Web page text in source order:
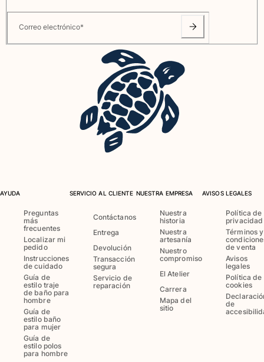
Clásico stretch
Clásico ultra ligero
Trajes de baño Bordados
Camiseta de baño
Pret-a-porter
Polos
Camisetas
Camisas
Shorts
Sudaderas
Ver todo Pret-a-porter
Niña
Ver todo Niña
Correo electrónico*
AYUDA
Preguntas
más
frecuentes
Localizar mi
pedido
Instrucciones
de cuidado
Guía de
estilo traje
de baño para
hombre
Guía de
estilo baño
para mujer
Guía de
estilo polos
para hombre
SERVICIO AL CLIENTE
Contáctanos
Entrega
Devolución
Transacción
segura
Servicio de
reparación
NUESTRA EMPRESA
Nuestra
historia
Nuestra
artesanía
Nuestro
compromiso
El Atelier
Carrera
Mapa del
sitio
AVISOS LEGALES
Política de
privacidad
Términos y
de venta
Avisos
legales
Política de
cookies
de